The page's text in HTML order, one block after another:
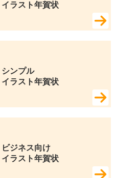
イラスト年賀状
シンプル
イラスト年賀状
ビジネス向け
イラスト年賀状